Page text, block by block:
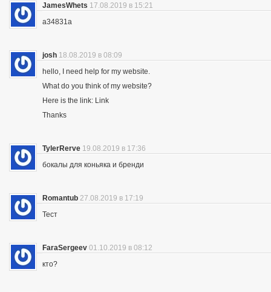
JamesWhets 17.08.2019 в 15:21
a34831a
josh 18.08.2019 в 08:09
hello, I need help for my website.
What do you think of my website?
Here is the link: Link
Thanks
TylerRerve 19.08.2019 в 17:36
бокалы для коньяка и бренди
Romantub 27.08.2019 в 17:19
Тест
FaraSergeev 01.10.2019 в 08:12
кто?